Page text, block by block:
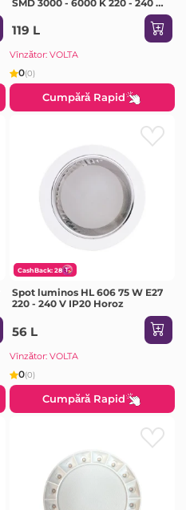
SMD 3000 - 6000 K 220 - 240 V
119 L
Vînzător: VOLTA
0(0)
Cumpără Rapid
CashBack: 28
Spot luminos HL 606 75 W E27
220 - 240 V IP20 Horoz
56 L
Vînzător: VOLTA
0(0)
Cumpără Rapid